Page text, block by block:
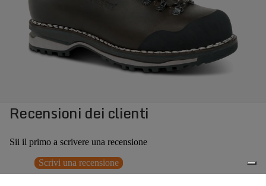
Recensioni dei clienti
Sii il primo a scrivere una recensione
Scrivi una recensione